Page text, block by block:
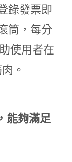
錄發票即
筒，每分
使用者在
。
能夠滿足